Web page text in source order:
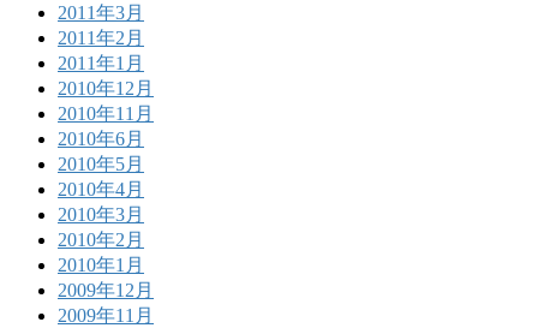
2011年3月
2011年2月
2011年1月
2010年12月
2010年11月
2010年6月
2010年5月
2010年4月
2010年3月
2010年2月
2010年1月
2009年12月
2009年11月